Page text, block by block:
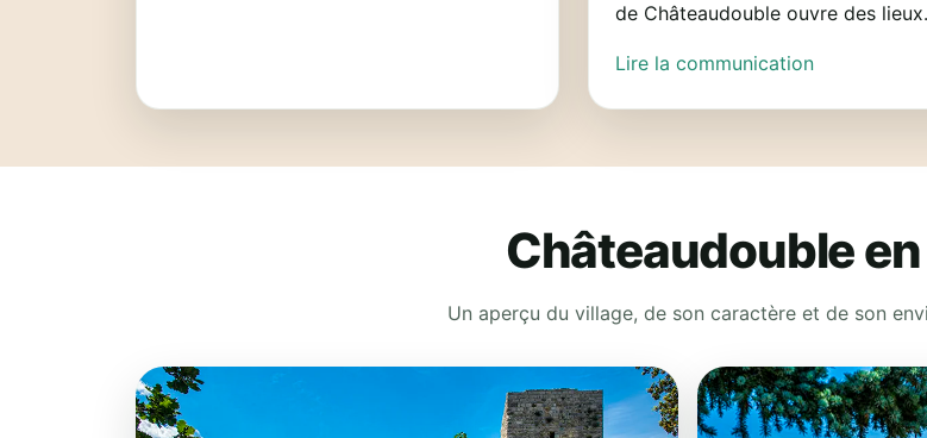
de Châteaudouble ouvre des lieux
au village tous les jours de 8h30 à
• Salle polyvalente de Rebouillon
sont libres d’accès . Vous y
l’opération Mardi 30 juin.
Lire la communication
Châteaudouble
Un aperçu du village, de son caractère et de son